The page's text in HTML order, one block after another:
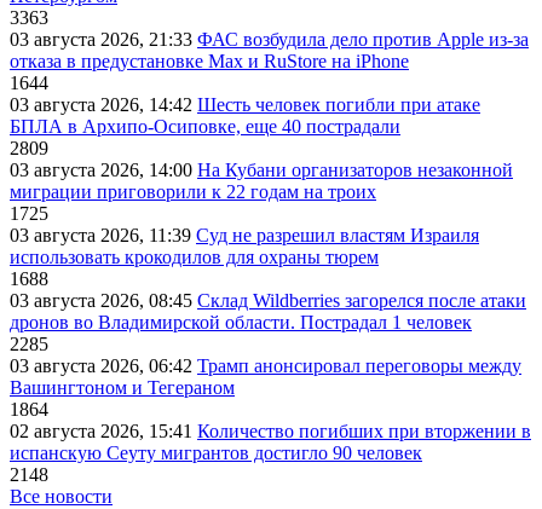
3363
03 августа 2026, 21:33 ФАС возбудила дело против Apple из-за
отказа в предустановке Max и RuStore на iPhone
1644
03 августа 2026, 14:42 Шесть человек погибли при атаке
БПЛА в Архипо-Осиповке, еще 40 пострадали
2809
03 августа 2026, 14:00 На Кубани организаторов незаконной
миграции приговорили к 22 годам на троих
1725
03 августа 2026, 11:39 Суд не разрешил властям Израиля
использовать крокодилов для охраны тюрем
1688
03 августа 2026, 08:45 Склад Wildberries загорелся после атаки
дронов во Владимирской области. Пострадал 1 человек
2285
03 августа 2026, 06:42 Трамп анонсировал переговоры между
Вашингтоном и Тегераном
1864
02 августа 2026, 15:41 Количество погибших при вторжении в
испанскую Сеуту мигрантов достигло 90 человек
2148
Все новости